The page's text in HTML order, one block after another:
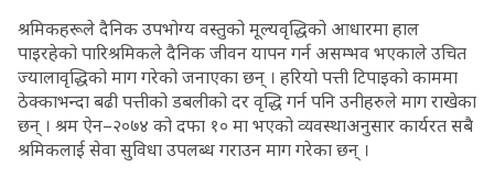
श्रमिकहरूले दैनिक उपभोग्य वस्तुको मूल्यवृद्धिको आधारमा हाल
पाइरहेको पारिश्रमिकले दैनिक जीवन यापन गर्न असम्भव भएकाले उचित
ज्यालावृद्धिको माग गरेको जनाएका छन् । हरियो पत्ती टिपाइको काममा
ठेक्काभन्दा बढी पत्तीको डबलीको दर वृद्धि गर्न पनि उनीहरुले माग राखेका
छन् । श्रम ऐन–२०७४ को दफा १० मा भएको व्यवस्थाअनुसार कार्यरत सबै
श्रमिकलाई सेवा सुविधा उपलब्ध गराउन माग गरेका छन् ।